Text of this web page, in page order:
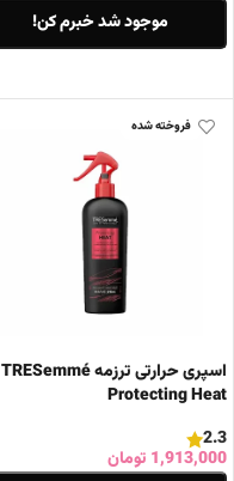
موجود شد خبرم کن!
فروخته شده
اسپری حرارتی ترزمه TRESemmé
Protecting Heat
2.3
1,913,000 تومان